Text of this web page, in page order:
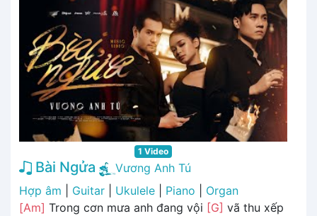
1 Video
Bài Ngửa
Vương Anh Tú
Hợp âm
Guitar Ukulele Piano
Organ
[Am] Trong cơn mưa anh đang vội [G] vã thu xếp